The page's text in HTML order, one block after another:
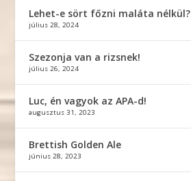
Lehet-e sört főzni maláta nélkül?
július 28, 2024
Szezonja van a rizsnek!
július 26, 2024
Luc, én vagyok az APA-d!
augusztus 31, 2023
Brettish Golden Ale
június 28, 2023